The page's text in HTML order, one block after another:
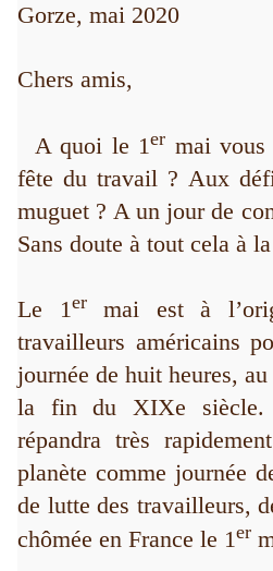
Gorze, mai 2020
Chers amis,
A quoi le 1er mai
fête du travail ? Aux
muguet ? A un jour de
Sans doute à tout cela à
Le 1 er
mai est à
travailleurs américains
journée de huit heures,
la fin du XIXe siècle.
répandra très
planète comme journée
de lutte des travailleurs,
chômée en France le 1er